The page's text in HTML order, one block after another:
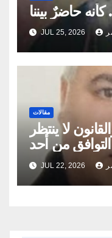
حاضرٌ بيننا
JUL 25, 2026
مقالات
للدستور… والقانون لا ينتظر
التوافق من أحد
JUL 22, 2026